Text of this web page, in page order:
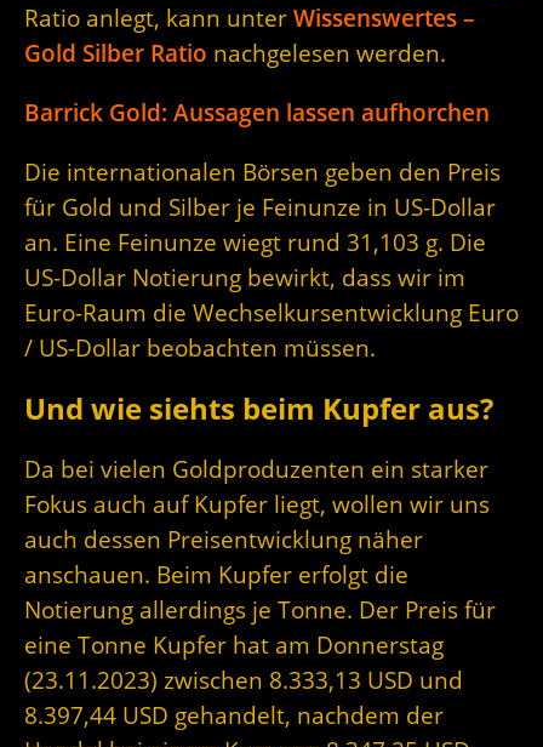
Ratio anlegt, kann unter Wissenswertes –
Gold Silber Ratio nachgelesen werden.
Barrick Gold: Aussagen lassen aufhorchen
Die internationalen Börsen geben den Preis
für Gold und Silber je Feinunze in US-Dollar
an. Eine Feinunze wiegt rund 31,103 g. Die
US-Dollar Notierung bewirkt, dass wir im
Euro-Raum die Wechselkursentwicklung Euro
/ US-Dollar beobachten müssen.
Und wie siehts beim Kupfer aus?
Da bei vielen Goldproduzenten ein starker
Fokus auch auf Kupfer liegt, wollen wir uns
auch dessen Preisentwicklung näher
anschauen. Beim Kupfer erfolgt die
Notierung allerdings je Tonne. Der Preis für
eine Tonne Kupfer hat am Donnerstag
(23.11.2023) zwischen 8.333,13 USD und
8.397,44 USD gehandelt, nachdem der